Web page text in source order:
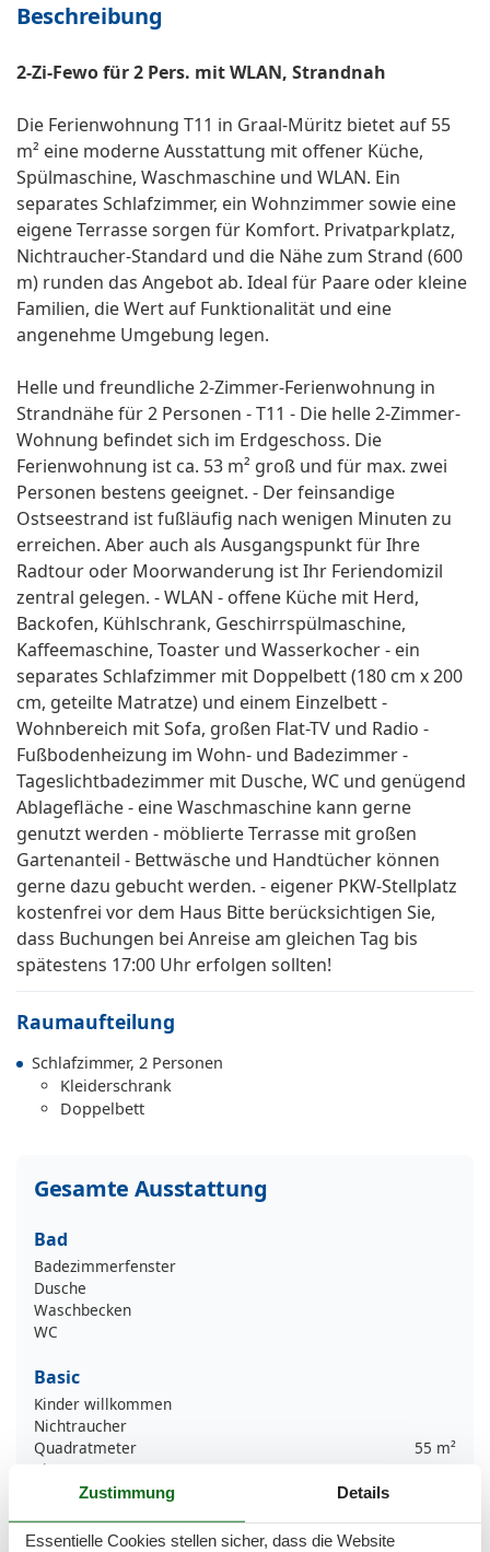
Beschreibung
2-Zi-Fewo für 2 Pers. mit WLAN, Strandnah
Die Ferienwohnung T11 in Graal-Müritz bietet auf 55
m² eine moderne Ausstattung mit offener Küche,
Spülmaschine, Waschmaschine und WLAN. Ein
separates Schlafzimmer, ein Wohnzimmer sowie eine
eigene Terrasse sorgen für Komfort. Privatparkplatz,
Nichtraucher-Standard und die Nähe zum Strand (600
m) runden das Angebot ab. Ideal für Paare oder kleine
Familien, die Wert auf Funktionalität und eine
angenehme Umgebung legen.
Helle und freundliche 2-Zimmer-Ferienwohnung in
Strandnähe für 2 Personen - T11 - Die helle 2-Zimmer-
Wohnung befindet sich im Erdgeschoss. Die
Ferienwohnung ist ca. 53 m² groß und für max. zwei
Personen bestens geeignet. - Der feinsandige
Ostseestrand ist fußläufig nach wenigen Minuten zu
erreichen. Aber auch als Ausgangspunkt für Ihre
Radtour oder Moorwanderung ist Ihr Feriendomizil
zentral gelegen. - WLAN - offene Küche mit Herd,
Backofen, Kühlschrank, Geschirrspülmaschine,
Kaffeemaschine, Toaster und Wasserkocher - ein
separates Schlafzimmer mit Doppelbett (180 cm x 200
cm, geteilte Matratze) und einem Einzelbett -
Wohnbereich mit Sofa, großen Flat-TV und Radio -
Fußbodenheizung im Wohn- und Badezimmer -
Tageslichtbadezimmer mit Dusche, WC und genügend
Ablagefläche - eine Waschmaschine kann gerne
genutzt werden - möblierte Terrasse mit großen
Gartenanteil - Bettwäsche und Handtücher können
gerne dazu gebucht werden. - eigener PKW-Stellplatz
kostenfrei vor dem Haus Bitte berücksichtigen Sie,
dass Buchungen bei Anreise am gleichen Tag bis
spätestens 17:00 Uhr erfolgen sollten!
Raumaufteilung
Schlafzimmer, 2 Personen
Kleiderschrank
Doppelbett
Gesamte Ausstattung
Bad
Badezimmerfenster
Dusche
Waschbecken
WC
Basic
Kinder willkommen
Nichtraucher
Quadratmeter
55 m²
Zimmer
Draußen
Privater P-Platz
Zustimmung Details
Essentielle Cookies stellen sicher, dass die Website